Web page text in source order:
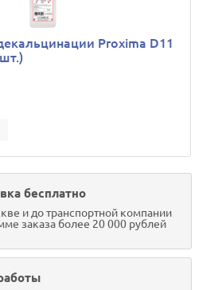
Proxima D11
бесплатно
и до транспортной компании
заказа более 20 000 рублей